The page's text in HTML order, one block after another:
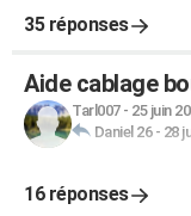
35 réponses
Aide cablage
Tarl007- 25 juin
Daniel 26- 28
16 réponses